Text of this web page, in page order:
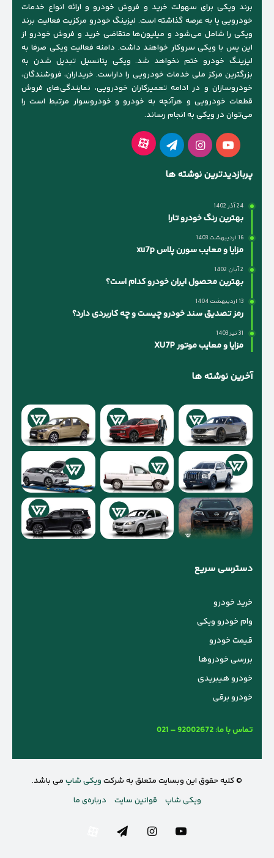
برند ویکی برای سهولت خرید و فروش خودرو و ارائه انواع خدمات
خودرویی پا به عرصه گذاشته است. لیزینگ خودرو مرکزیت فعالیت برند
ویکی را شامل می‌شود و میلیون‌ها متقاضی خرید و فروش خودرو از
این پس با ویکی سروکار خواهند داشت. دامنه فعالیت ویکی صرفا به
لیزینگ خودرو ختم نخواهد شد. ویکی پتانسیل تبدیل شدن به
بزرگترین مرکز ملی خدمات خودرویی را داراست. خریداران، فروشندگان،
خودروسازان و در ادامه تعمیرکاران خودرویی، نمایندگی‌های فروش
قطعات خودرویی و هرآنچه به خودرو و خودروسوار مرتبط است را
می‌توان در ویکی به انجام رساند.
یوتیوباینستاگرام
تلگرام آپارات
پربازدیدترین نوشته ها
24 آذر 1402
بهترین رنگ خودرو تارا
16 اردیبهشت 1403
مزایا و معایب سورن پلاس xu7p
2 آبان 1402
بهترین محصول ایران خودرو کدام است؟
13 اردیبهشت 1404
رمز تصدیق سند خودرو چیست و چه کاربردی دارد؟
31 تیر 1403
مزایا و معایب موتور XU7P
آخرین نوشته ها
دسترسی سریع
خرید خودرو
وام خودرو ویکی
قیمت خودرو
بررسی خودروها
خودرو هیبریدی
خودرو برقی
تماس با ما: 021 – 92002672
© کلیه حقوق این وبسایت متعلق به شرکت ویکی شاپ می باشد.
ویکی شاپ
قوانین سایت درباره‌ی ما
یوتیوباینستاگرامتلگرام